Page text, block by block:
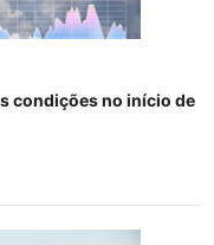
condições no início de